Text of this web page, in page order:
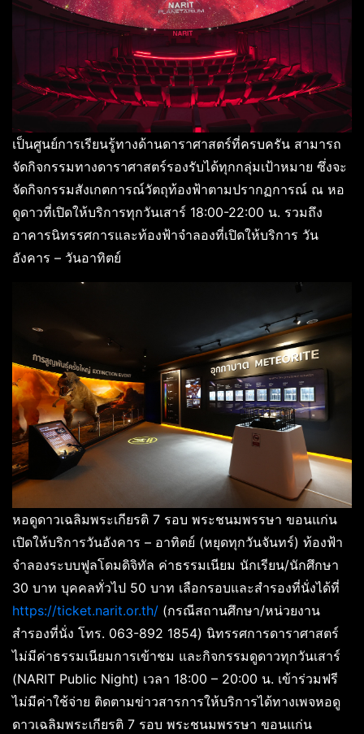
เป็นศูนย์การเรียนรู้ทางด้านดาราศาสตร์ที่ครบครัน สามารถ
จัดกิจกรรมทางดาราศาสตร์รองรับได้ทุกกลุ่มเป้าหมาย ซึ่งจะ
จัดกิจกรรมสังเกตการณ์วัตถุท้องฟ้าตามปรากฏการณ์ ณ หอ
ดูดาวที่เปิดให้บริการทุกวันเสาร์ 18:00-22:00 น. รวมถึง
อาคารนิทรรศการและท้องฟ้าจำลองที่เปิดให้บริการ วัน
อังคาร – วันอาทิตย์
หอดูดาวเฉลิมพระเกียรติ 7 รอบ พระชนมพรรษา ขอนแก่น
เปิดให้บริการวันอังคาร – อาทิตย์ (หยุดทุกวันจันทร์) ท้องฟ้า
จำลองระบบฟูลโดมดิจิทัล ค่าธรรมเนียม นักเรียน/นักศึกษา
30 บาท บุคคลทั่วไป 50 บาท เลือกรอบและสำรองที่นั่งได้ที่
https://ticket.narit.or.th/ (กรณีสถานศึกษา/หน่วยงาน
สำรองที่นั่ง โทร. 063-892 1854) นิทรรศการดาราศาสตร์
ไม่มีค่าธรรมเนียมการเข้าชม และกิจกรรมดูดาวทุกวันเสาร์
(NARIT Public Night) เวลา 18:00 – 20:00 น. เข้าร่วมฟรี
ไม่มีค่าใช้จ่าย ติดตามข่าวสารการให้บริการได้ทางเพจหอดู
ดาวเฉลิมพระเกียรติ 7 รอบ พระชนมพรรษา ขอนแก่น